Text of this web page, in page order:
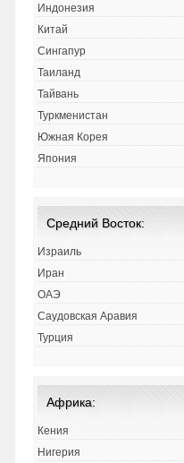
Индонезия
Китай
Сингапур
Таиланд
Тайвань
Туркменистан
Южная Корея
Япония
Средний Восток:
Израиль
Иран
ОАЭ
Саудовская Аравия
Турция
Африка:
Кения
Нигерия